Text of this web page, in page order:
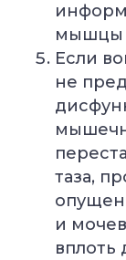
мышцы
Если
не
таза,
и
вплоть